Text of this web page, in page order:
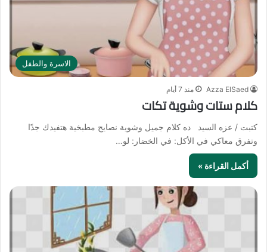
الاسرة والطفل
Azza ElSaed منذ 7 أيام
كلام ستات وشوية تكات
كتبت / عزه السيد ده كلام جميل وشوية نصايح مطبخية هتفيدك جدًا
وتفرق معاكي في الأكل: في الخضار: لو…
أكمل القراءة »